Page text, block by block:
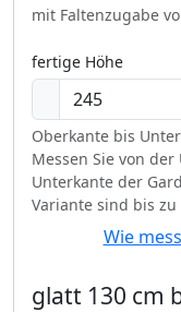
mit Faltenzugabe
fertige Höhe
Oberkante bis
Messen Sie von
Unterkante der
Variante sind bis
Wie
glatt 130 cm